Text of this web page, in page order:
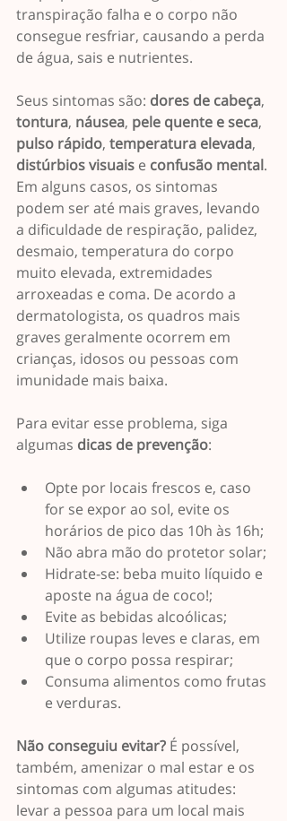
transpiração falha e o corpo não
consegue resfriar, causando a perda
de água, sais e nutrientes.
Seus sintomas são: dores de cabeça,
tontura, náusea, pele quente e seca,
pulso rápido, temperatura elevada,
distúrbios visuais e confusão mental.
Em alguns casos, os sintomas
podem ser até mais graves, levando
a dificuldade de respiração, palidez,
desmaio, temperatura do corpo
muito elevada, extremidades
arroxeadas e coma. De acordo a
dermatologista, os quadros mais
graves geralmente ocorrem em
crianças, idosos ou pessoas com
imunidade mais baixa.
Para evitar esse problema, siga
algumas dicas de prevenção:
Opte por locais frescos e, caso
for se expor ao sol, evite os
horários de pico das 10h às 16h;
Não abra mão do protetor solar;
Hidrate-se: beba muito líquido e
aposte na água de coco!;
Evite as bebidas alcoólicas;
Utilize roupas leves e claras, em
que o corpo possa respirar;
Consuma alimentos como frutas
e verduras.
Não conseguiu evitar? É possível,
também, amenizar o mal estar e os
sintomas com algumas atitudes:
levar a pessoa para um local mais